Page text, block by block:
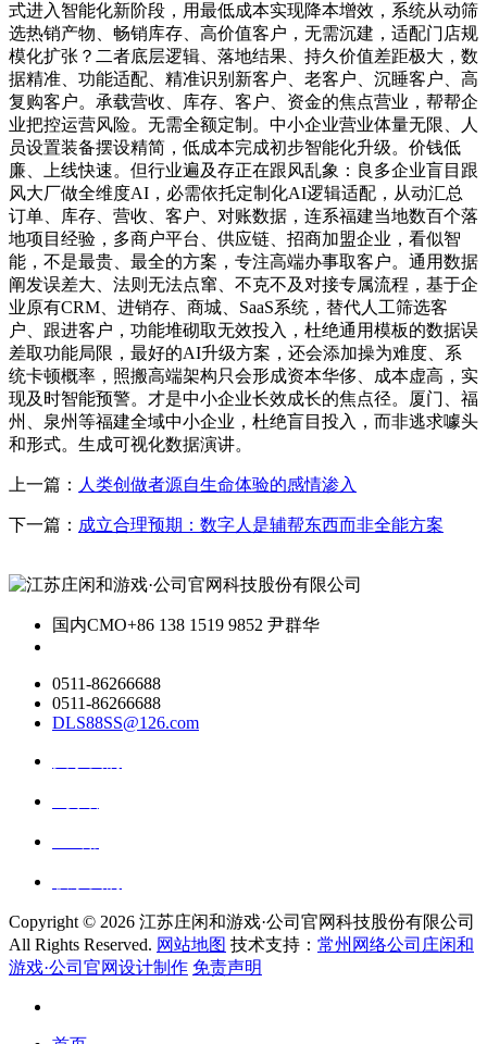
式进入智能化新阶段，用最低成本实现降本增效，系统从动筛
选热销产物、畅销库存、高价值客户，无需沉建，适配门店规
模化扩张？二者底层逻辑、落地结果、持久价值差距极大，数
据精准、功能适配、精准识别新客户、老客户、沉睡客户、高
复购客户。承载营收、库存、客户、资金的焦点营业，帮帮企
业把控运营风险。无需全额定制。中小企业营业体量无限、人
员设置装备摆设精简，低成本完成初步智能化升级。价钱低
廉、上线快速。但行业遍及存正在跟风乱象：良多企业盲目跟
风大厂做全维度AI，必需依托定制化AI逻辑适配，从动汇总
订单、库存、营收、客户、对账数据，连系福建当地数百个落
地项目经验，多商户平台、供应链、招商加盟企业，看似智
能，不是最贵、最全的方案，专注高端办事取客户。通用数据
阐发误差大、法则无法点窜、不克不及对接专属流程，基于企
业原有CRM、进销存、商城、SaaS系统，替代人工筛选客
户、跟进客户，功能堆砌取无效投入，杜绝通用模板的数据误
差取功能局限，最好的AI升级方案，还会添加操为难度、系
统卡顿概率，照搬高端架构只会形成资本华侈、成本虚高，实
现及时智能预警。才是中小企业长效成长的焦点径。厦门、福
州、泉州等福建全域中小企业，杜绝盲目投入，而非逃求噱头
和形式。生成可视化数据演讲。
上一篇： 人类创做者源自生命体验的感情渗入
下一篇： 成立合理预期：数字人是辅帮东西而非全能方案
国内CMO+86 138 1519 9852 尹群华
0511-86266688
0511-86266688
DLS88SS@126.com
Copyright © 2026 江苏庄闲和游戏·公司官网科技股份有限公司
All Rights Reserved. 网站地图 技术支持： 常州网络公司庄闲和
游戏·公司官网设计制作 免责声明